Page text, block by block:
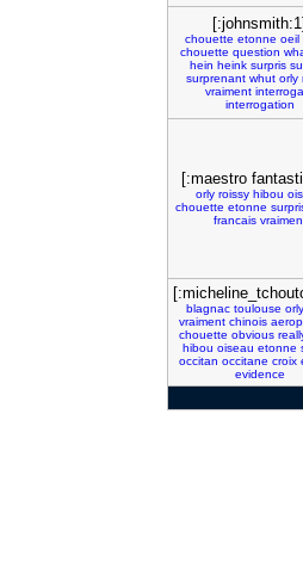
[:johnsmith:1]
chouette etonne oeil
chouette question
hein heink surpris
surprenant whut orly
vraiment
interrogation
[:maestro
orly roissy hibou
chouette etonne
francais
blagnac toulouse orly
vraiment chinois
chouette obvious
hibou oiseau etonne
occitan occitane croix
evidence